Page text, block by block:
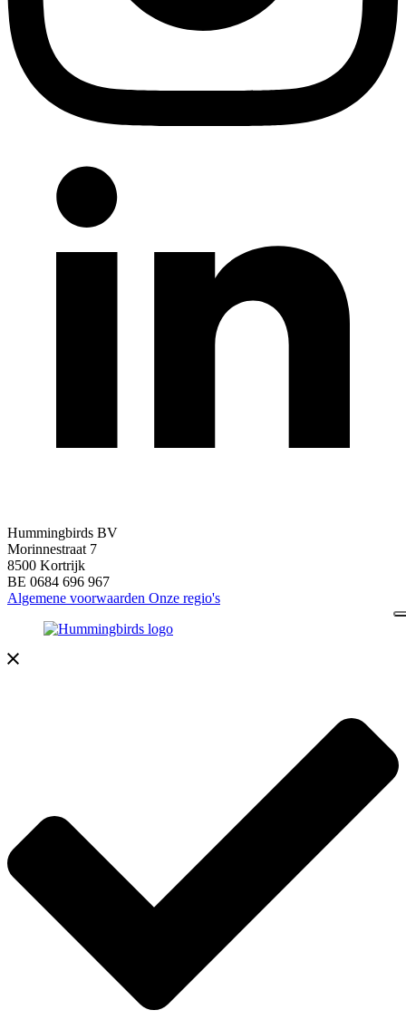
Hummingbirds BV
Morinnestraat 7
8500 Kortrijk
BE 0684 696 967
Algemene voorwaarden Onze regio's